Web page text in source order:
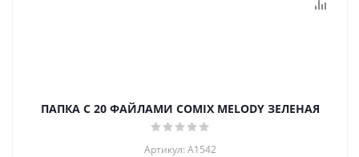
ПАПКА С 20 ФАЙЛАМИ COMIX MELODY ЗЕЛЕНАЯ
Артикул: A1542